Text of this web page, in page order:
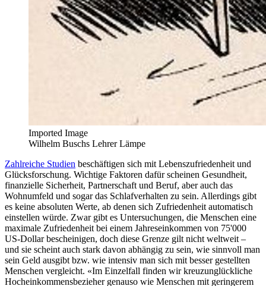
Imported Image
Wilhelm Buschs Lehrer Lämpe
Zahlreiche Studien beschäftigen sich mit Lebenszufriedenheit und
Glücksforschung. Wichtige Faktoren dafür scheinen Gesundheit,
finanzielle Sicherheit, Partnerschaft und Beruf, aber auch das
Wohnumfeld und sogar das Schlafverhalten zu sein. Allerdings gibt
es keine absoluten Werte, ab denen sich Zufriedenheit automatisch
einstellen würde. Zwar gibt es Untersuchungen, die Menschen eine
maximale Zufriedenheit bei einem Jahreseinkommen von 75'000
US-Dollar bescheinigen, doch diese Grenze gilt nicht weltweit –
und sie scheint auch stark davon abhängig zu sein, wie sinnvoll man
sein Geld ausgibt bzw. wie intensiv man sich mit besser gestellten
Menschen vergleicht. «Im Einzelfall finden wir kreuzunglückliche
Hocheinkommensbezieher genauso wie Menschen mit geringerem